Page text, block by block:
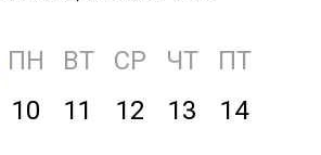
ПН ВТ СР ЧТ
ПТ
10 11 12 13 14